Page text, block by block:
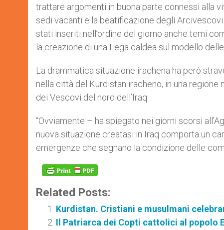
trattare argomenti in buona parte connessi alla
sedi vacanti e la beatificazione degli
stati inseriti nell’ordine del giorno anche temi
la creazione di una Lega caldea sul modello
La drammatica situazione irachena ha però
nella città del Kurdistan iracheno, in una
dei Vescovi del nord dell’Iraq.
“Ovviamente – ha spiegato nei giorni scorsi
nuova situazione creatasi in Iraq comporta un
emergenze che segnano la condizione delle
Related Posts:
Kurdistan. Cristiani e musulmani
Il Patriarca dei Copti cattolici al popolo